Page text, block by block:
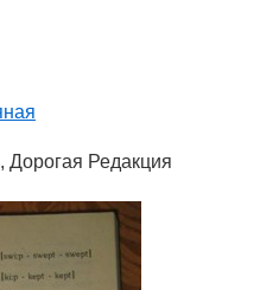
Дорогая Редакция